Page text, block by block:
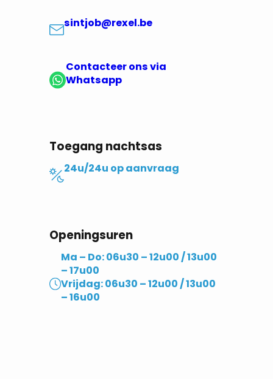
sintjob@rexel.be
Contacteer ons via
Whatsapp
Toegang nachtsas
24u/24u op aanvraag
Openingsuren
Ma – Do: 06u30 – 12u00 / 13u00
– 17u00
Vrijdag: 06u30 – 12u00 / 13u00
– 16u00